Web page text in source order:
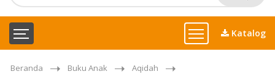
Katalog
Beranda Buku Anak
Aqidah